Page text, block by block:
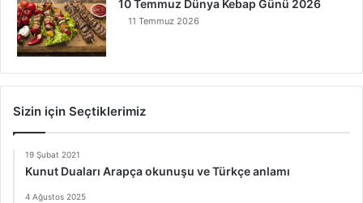
10 Temmuz Dünya Kebap Günü 2026
11 Temmuz 2026
Sizin için Seçtiklerimiz
19 Şubat 2021
Kunut Duaları Arapça okunuşu ve Türkçe anlamı
4 Ağustos 2025